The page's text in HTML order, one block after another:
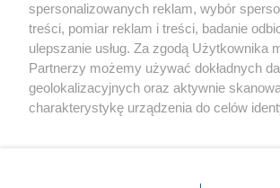
X Facebook Instagram
spersonalizowanych reklam, wybór
treści, pomiar reklam i treści, badanie
ulepszanie usług. Za zgodą Użytkownika
Partnerzy możemy używać dokładnych
geolokalizacyjnych oraz aktywnie
charakterystykę urządzenia do celów